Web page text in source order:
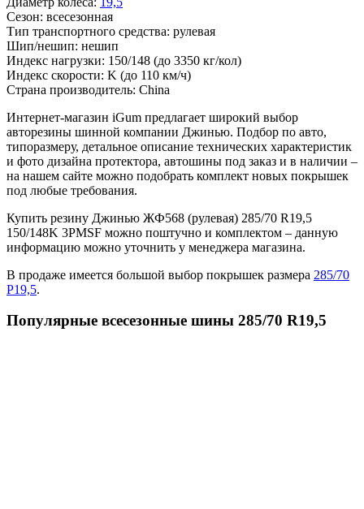
Сезон: всесезонная
Тип транспортного средства: рулевая
Шип/нешип: нешип
Индекс нагрузки: 150/148 (до 3350 кг/кол)
Индекс скорости: K (до 110 км/ч)
Страна производитель: China
Интернет-магазин iGum предлагает широкий выбор
авторезины шинной компании Джинью. Подбор по авто,
типоразмеру, детальное описание технических характеристик
и фото дизайна протектора, автошины под заказ и в наличии –
на нашем сайте можно подобрать комплект новых покрышек
под любые требования.
Купить резину Джинью ЖФ568 (рулевая) 285/70 R19,5
150/148K 3PMSF можно поштучно и комплектом – данную
информацию можно уточнить у менеджера магазина.
В продаже имеется большой выбор покрышек размера 285/70
Р19,5.
Популярные всесезонные шины 285/70 R19,5